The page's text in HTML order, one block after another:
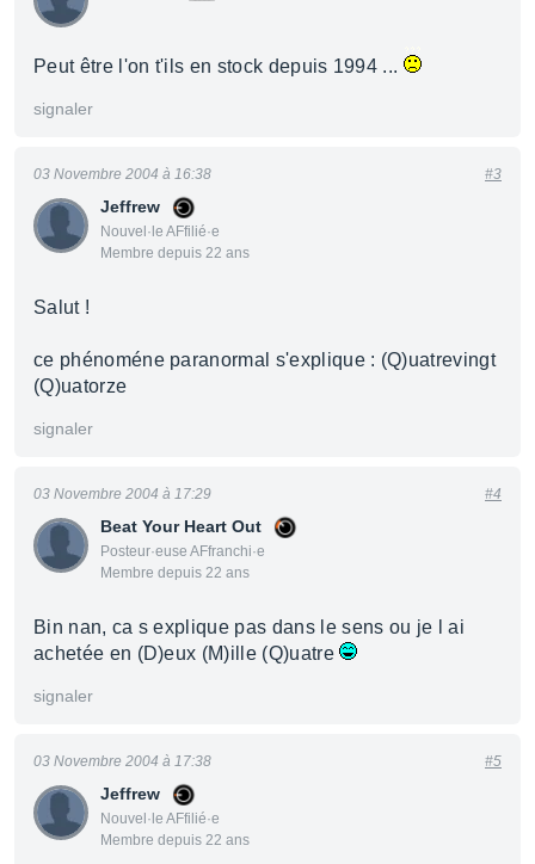
Peut être l'on t'ils en stock depuis 1994 ...
signaler
Jeffrew
Nouvel·le AFfilié·e
Membre depuis 22 ans
03 Novembre 2004 à 16:38 #3
Salut !
ce phénoméne paranormal s'explique : (Q)uatrevingt
(Q)uatorze
signaler
Beat Your Heart Out
Posteur·euse AFfranchi·e
Membre depuis 22 ans
03 Novembre 2004 à 17:29 #4
Bin nan, ca s explique pas dans le sens ou je l ai
achetée en (D)eux (M)ille (Q)uatre
signaler
Jeffrew
Nouvel·le AFfilié·e
Membre depuis 22 ans
03 Novembre 2004 à 17:38 #5